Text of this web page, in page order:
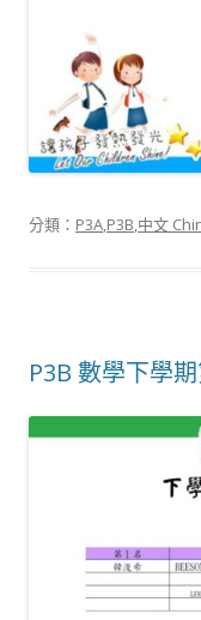
分類： P3A,P3B,中文
P3B 數學下學